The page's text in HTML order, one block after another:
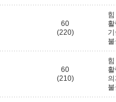
60
(220)
60
(210)